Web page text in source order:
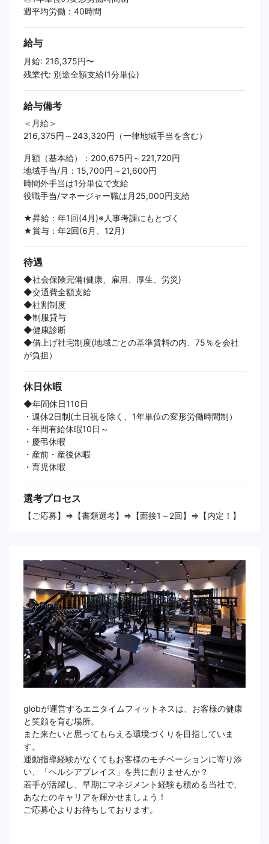
週平均労働：40時間
給与
月給: 216,375円〜
残業代: 別途全額支給(1分単位)
給与備考
＜月給＞
216,375円～243,320円（一律地域手当を含む）
月額（基本給）：200,675円～221,720円
地域手当/月：15,700円～21,600円
時間外手当は1分単位で支給
役職手当/マネージャー職は月25,000円支給
★昇給：年1回(4月)※人事考課にもとづく
★賞与：年2回(6月、12月)
待遇
◆社会保険完備(健康、雇用、厚生、労災)
◆交通費全額支給
◆社割制度
◆制服貸与
◆健康診断
◆借上げ社宅制度(地域ごとの基準賃料の内、75％を会社
が負担）
休日休暇
◆年間休日110日
・週休2日制(土日祝を除く、1年単位の変形労働時間制）
・年間有給休暇10日～
・慶弔休暇
・産前・産後休暇
・育児休暇
選考プロセス
【ご応募】⇒【書類選考】⇒【面接1～2回】⇒【内定！】
globが運営するエニタイムフィットネスは、お客様の健康
と笑顔を育む場所。
また来たいと思ってもらえる環境づくりを目指していま
す。
運動指導経験がなくてもお客様のモチベーションに寄り添
い、「ヘルシアプレイス」を共に創りませんか？
若手が活躍し、早期にマネジメント経験も積める当社で、
あなたのキャリアを輝かせましょう！
ご応募心よりお待ちしております。